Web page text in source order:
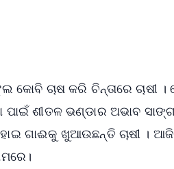
କୋବି ଚାଷ କରି ଚିନ୍ତାରେ
ଶୀତଳ ଭଣ୍ଡାର ଅଭାବ
ଗାଈକୁ ଖୁଆଉଛନ୍ତି ଚାଷୀ ।